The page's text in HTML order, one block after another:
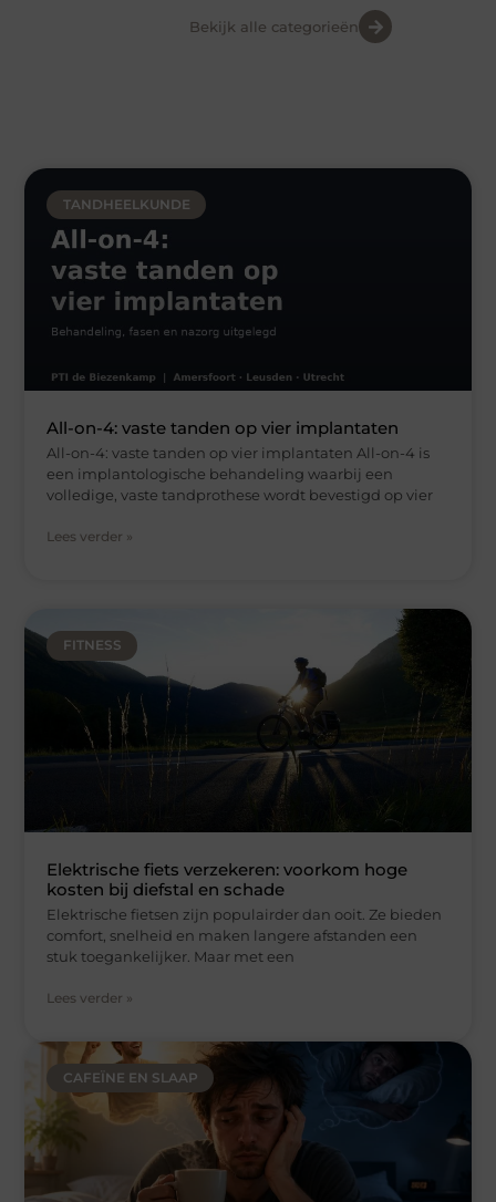
Bekijk alle categorieën
TANDHEELKUNDE
All-on-4: vaste tanden op vier implantaten
All-on-4: vaste tanden op vier implantaten All-on-4 is
een implantologische behandeling waarbij een
volledige, vaste tandprothese wordt bevestigd op vier
Lees verder »
FITNESS
Elektrische fiets verzekeren: voorkom hoge
kosten bij diefstal en schade
Elektrische fietsen zijn populairder dan ooit. Ze bieden
comfort, snelheid en maken langere afstanden een
stuk toegankelijker. Maar met een
Lees verder »
CAFEÏNE EN SLAAP